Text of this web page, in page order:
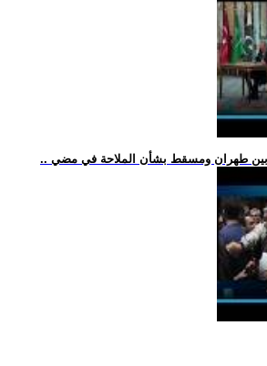
بين طهران ومسقط بشأن الملاحة في مضي